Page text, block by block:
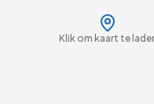
Klik om kaart te